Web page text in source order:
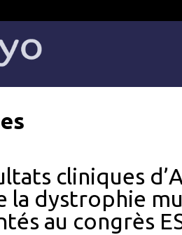
cliniques
dystrophie
au congrès